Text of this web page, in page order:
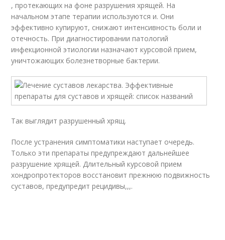
, протекающих на фоне разрушения хрящей. На
начальном этапе терапии используются и. Они
эффективно купируют, снижают интенсивность боли и
отечность. При диагностировании патологий
инфекционной этиологии назначают курсовой прием,
уничтожающих болезнетворные бактерии.
Так выглядит разрушенный хрящ.
После устранения симптоматики наступает очередь.
Только эти препараты предупреждают дальнейшее
разрушение хрящей. Длительный курсовой прием
хондропротекторов восстановит прежнюю подвижность
суставов, предупредит рецидивы,,,.